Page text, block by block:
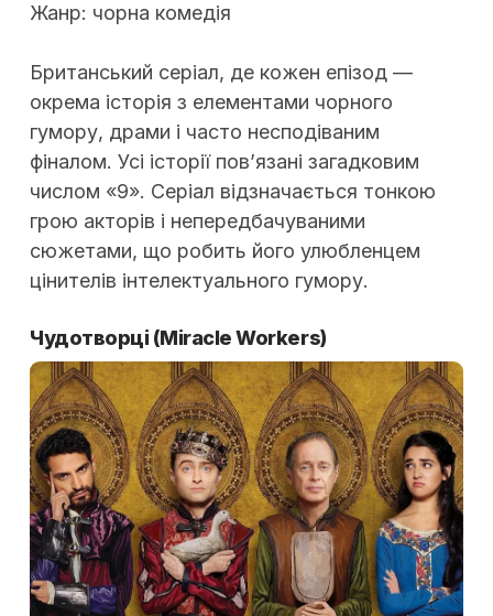
Жанр: чорна комедія
Британський серіал, де кожен епізод —
окрема історія з елементами чорного
гумору, драми і часто несподіваним
фіналом. Усі історії пов’язані загадковим
числом «9». Серіал відзначається тонкою
грою акторів і непередбачуваними
сюжетами, що робить його улюбленцем
цінителів інтелектуального гумору.
Чудотворці (Miracle Workers)